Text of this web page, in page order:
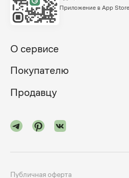
Приложение в App
О сервисе
Покупателю
Продавцу
Публичная оферта